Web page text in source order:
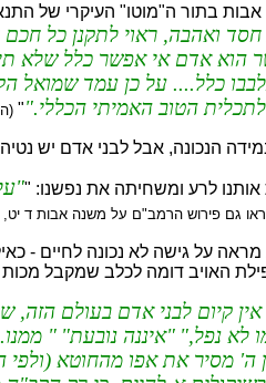
אבות בתור ה"מוטו" העיקרי של
ואהבה, ראוי לתקנן כל
אדם אי אפשר כלל שלא
כלל.... על כן עמד שמואל
הטוב האמיתי הכללי. "
גם פירוש הרמב"ם על משנה אבות ד
על גישה לא נכונה לחיים -
האויב דומה לכלב שמקבל מכות
אין קיום לבני אדם בעולם
לא נפל,
איננה נובעת
ה' מסיר את אפו מהחוטא (ולפי